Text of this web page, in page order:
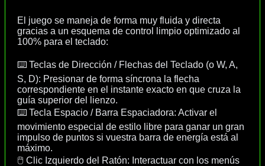
El juego se maneja de forma muy fluida y directa
gracias a un esquema de control limpio optimizado al
100% para el teclado:
⌨️ Teclas de Dirección / Flechas del Teclado (o W, A,
S, D): Presionar de forma síncrona la flecha
correspondiente en el instante exacto en que cruza la
guía superior del lienzo.
⌨️ Tecla Espacio / Barra Espaciadora: Activar el
movimiento especial de estilo libre para ganar un gran
impulso de puntos si vuestra barra de energía está al
máximo.
🖱️ Clic Izquierdo del Ratón: Interactuar con los menús